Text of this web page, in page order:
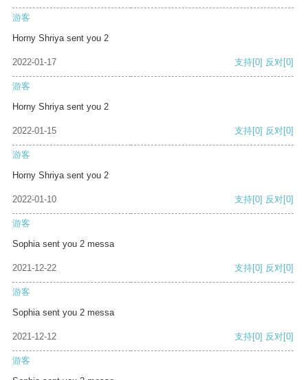
游客
Horny Shriya sent you 2
2022-01-17 支持[0] 反对[0]
游客
Horny Shriya sent you 2
2022-01-15 支持[0] 反对[0]
游客
Horny Shriya sent you 2
2022-01-10 支持[0] 反对[0]
游客
Sophia sent you 2 messa
2021-12-22 支持[0] 反对[0]
游客
Sophia sent you 2 messa
2021-12-12 支持[0] 反对[0]
游客